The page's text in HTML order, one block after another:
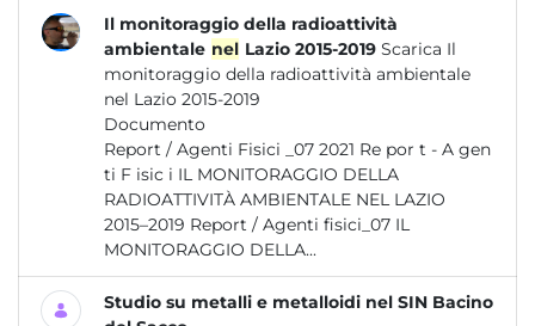
Il monitoraggio della radioattività
ambientale nel Lazio 2015-2019 Scarica Il
monitoraggio della radioattività ambientale
nel Lazio 2015-2019
Documento
Report / Agenti Fisici _07 2021 Re por t - A gen
ti F isic i IL MONITORAGGIO DELLA
RADIOATTIVITÀ AMBIENTALE NEL LAZIO
2015–2019 Report / Agenti fisici_07 IL
MONITORAGGIO DELLA...
Studio su metalli e metalloidi nel SIN Bacino